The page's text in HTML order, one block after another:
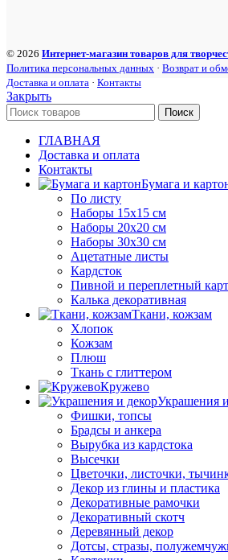
© 2026 Интернет-магазин товаров для
Политика персональных данных · Возврат и
Доставка и оплата · Контакты
Закрыть
Поиск
ГЛАВНАЯ
Доставка и оплата
Контакты
Бумага и
По листу
Наборы 15х15 см
Наборы 20х20 см
Наборы 30х30 см
Ацетатные листы
Кардсток
Пивной и переплетный
Калька декоративная
Ткани, кожзам
Хлопок
Кожзам
Плюш
Ткань с глиттером
Кружево
Украшения
Фишки, топсы
Брадсы и анкера
Вырубка из кардстока
Высечки
Цветочки, листочки,
Декор из глины и пластика
Декоративные рамочки
Декоративный скотч
Деревянный декор
Дотсы, стразы,